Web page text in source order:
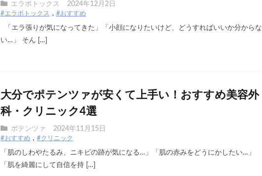
エラボトックス 2024年12月2日
#エラボトックス #おすすめ
「エラ張りが気になってきた」「小顔になりたいけど、どうすればいいか分からな
い…」 そん […]
大分でポテンツァが安くて上手い！おすすめ美容外
科・クリニック4選
ポテンツァ 2024年11月15日
#おすすめ #クリニック
「肌のしわやたるみ、ニキビの跡が気になる…」「肌の赤みをどうにかしたい…」
「肌を綺麗にして自信を持 […]